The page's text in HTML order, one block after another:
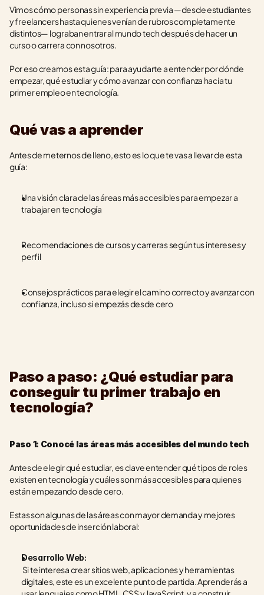
Vimos cómo personas sin experiencia previa —desde estudiantes
y freelancers hasta quienes venían de rubros completamente
distintos— lograban entrar al mundo tech después de hacer un
curso o carrera con nosotros.
Por eso creamos esta guía: para ayudarte a entender por dónde
empezar, qué estudiar y cómo avanzar con confianza hacia tu
primer empleo en tecnología.
Qué vas a aprender
Antes de meternos de lleno, esto es lo que te vas a llevar de esta
guía:
Una visión clara de las áreas más accesibles para empezar a
trabajar en tecnología
Recomendaciones de cursos y carreras según tus intereses y
perfil
Consejos prácticos para elegir el camino correcto y avanzar con
confianza, incluso si empezás desde cero
Paso a paso: ¿Qué estudiar para
conseguir tu primer trabajo en
tecnología?
Paso 1: Conocé las áreas más accesibles del mundo tech
Antes de elegir qué estudiar, es clave entender qué tipos de roles
existen en tecnología y cuáles son más accesibles para quienes
están empezando desde cero.
Estas son algunas de las áreas con mayor demanda y mejores
oportunidades de inserción laboral:
Desarrollo Web:
digitales, este es un excelente punto de partida. Aprenderás a